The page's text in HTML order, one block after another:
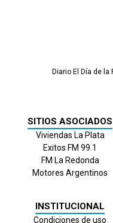
Diario El Día de la
SITIOS ASOCIADOS
Viviendas La Plata
Exitos FM 99.1
FM La Redonda
Motores Argentinos
INSTITUCIONAL
Condiciones de uso